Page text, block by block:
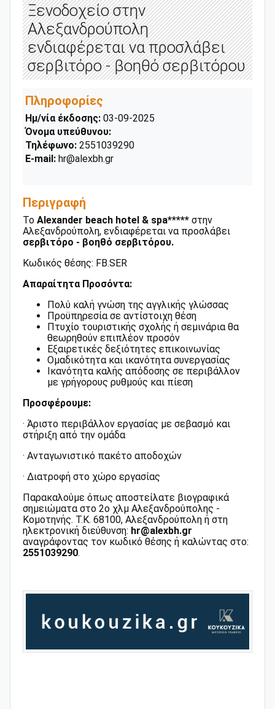
Ξενοδοχείο στην
Αλεξανδρούπολη
ενδιαφέρεται να προσλάβει
σερβιτόρο - βοηθό σερβιτόρου
Πληροφορίες
Ημ/νία έκδοσης: 03-09-2025
Όνομα υπεύθυνου:
Τηλέφωνο: 2551039290
E-mail: hr@alexbh.gr
Περιγραφή
Το Alexander beach hotel & spa***** στην
Αλεξανδρούπολη, ενδιαφέρεται να προσλάβει
σερβιτόρο - βοηθό σερβιτόρου.
Κωδικός θέσης: FB.SER
Απαραίτητα Προσόντα:
Πολύ καλή γνώση της αγγλικής γλώσσας
Προϋπηρεσία σε αντίστοιχη θέση
Πτυχίο τουριστικής σχολής ή σεμινάρια θα
θεωρηθούν επιπλέον προσόν
Εξαιρετικές δεξιότητες επικοινωνίας
Ομαδικότητα και ικανότητα συνεργασίας
Ικανότητα καλής απόδοσης σε περιβάλλον
με γρήγορους ρυθμούς και πίεση
Προσφέρουμε:
· Άριστο περιβάλλον εργασίας με σεβασμό και
στήριξη από την ομάδα
· Ανταγωνιστικό πακέτο αποδοχών
· Διατροφή στο χώρο εργασίας
Παρακαλούμε όπως αποστείλατε βιογραφικά
σημειώματα στο 2ο χλμ Αλεξανδρούπολης -
Κομοτηνής. Τ.Κ. 68100, Αλεξανδρούπολη ή στη
ηλεκτρονική διεύθυνση: hr@alexbh.gr
αναγράφοντας τον κωδικό θέσης ή καλώντας στο:
2551039290.